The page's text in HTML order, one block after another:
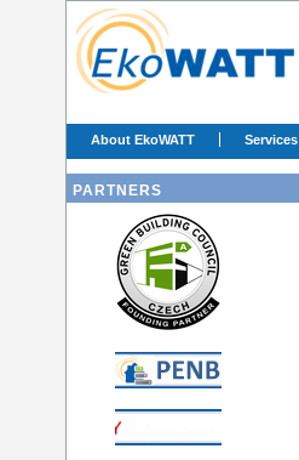
About EkoWATT Services
PARTNERS